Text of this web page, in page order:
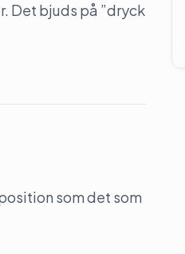
Det bjuds på ”dryck
som det som